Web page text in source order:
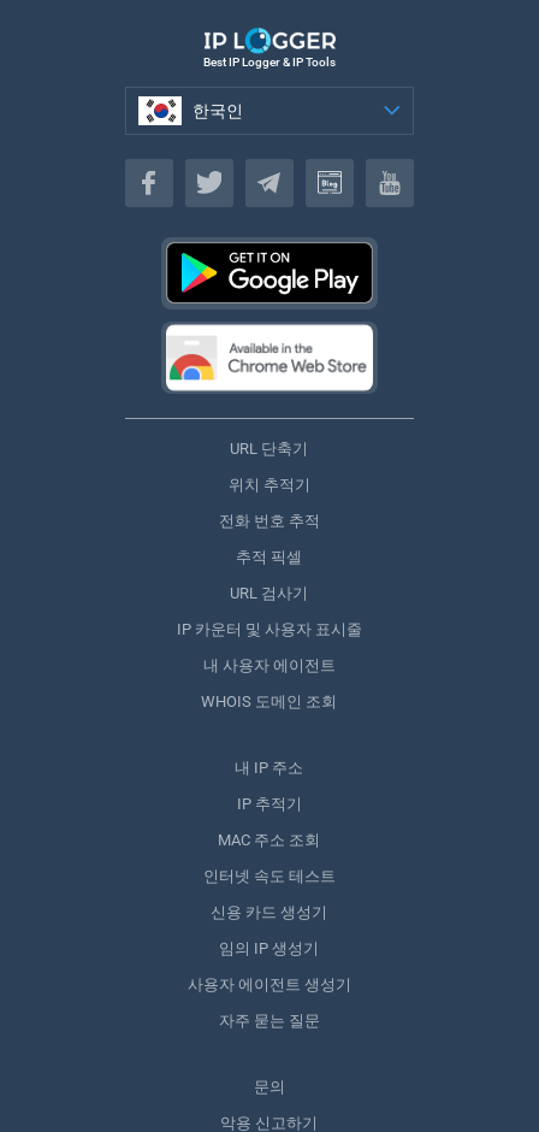
Best IP Logger & IP Tools
한국인
한국인
URL 단축기
위치 추적기
전화 번호 추적
추적 픽셀
URL 검사기
IP 카운터 및 사용자 표시줄
내 사용자 에이전트
WHOIS 도메인 조회
내 IP 주소
IP 추적기
MAC 주소 조회
인터넷 속도 테스트
신용 카드 생성기
임의 IP 생성기
사용자 에이전트 생성기
자주 묻는 질문
문의
악용 신고하기